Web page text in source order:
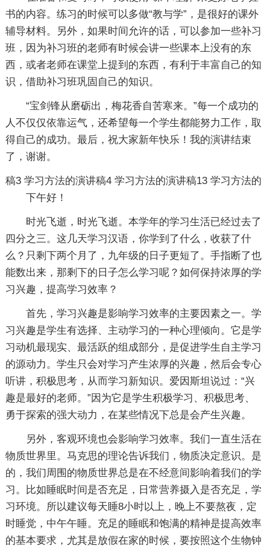
书的内容。练习的时候可以多做“教与学”，是很好的课外
辅导材料。另外，如果时间允许的话，可以参加一些补习
班，因为补习班的老师有时候会讲一些课本上没有的东
西，或者老师在课堂上提到的东西，有利于丰富自己的知
识，借助补习班巩固自己的知识。
“宝剑锋从磨砺出，梅花香自苦寒来。”每一个成功的
人不仅仅依靠运气，还希望每一个学生都能努力工作，取
得自己的成功。最后，祝大家新年快乐！我的演讲结束
了，谢谢。
稿3
下午好！
时光飞逝，时光飞逝。本学年的学习生活已经过去了
四分之三。这几天学习汉语，你学到了什么，收获了什
么？只剩下两个月了，九年级的日子更短了。手指断了也
能数出来，那剩下的日子怎么学习呢？如何保持浓厚的学
习兴趣，提高学习效率？
首先，学习兴趣是影响学习效率的主要因素之一。学
习兴趣是学生有选择、主动学习的一种心理倾向。它是学
习动机最现实、最活跃的组成部分，是促进学生自主学习
的源动力。学生只会对学习产生浓厚的兴趣，然后会专心
听讲，积极思考，从而学习新知识。爱因斯坦说过：“兴
趣是最好的老师。”因为它是学生积极学习、积极思考、
勇于探索的强大动力，在某些情况下总是会产生兴趣。
另外，客观环境也会影响学习效率。我们一直生活在
物质世界里。马克思的理论告诉我们，物质决定意识。是
的，我们周围的物质世界总是在不经意间影响着我们的学
习。比如睡眠时间是否充足，日常营养摄入是否充足，学
习环境。所以建议每天睡8小时以上，晚上不要熬夜，定
时睡觉，中午午睡。充足的睡眠和饱满的精神是提高效率
的基本要求，尤其是放假在家的时候，要按照这个生物钟
学习方法的演讲稿4 学习方法的演讲稿13 学习方法的